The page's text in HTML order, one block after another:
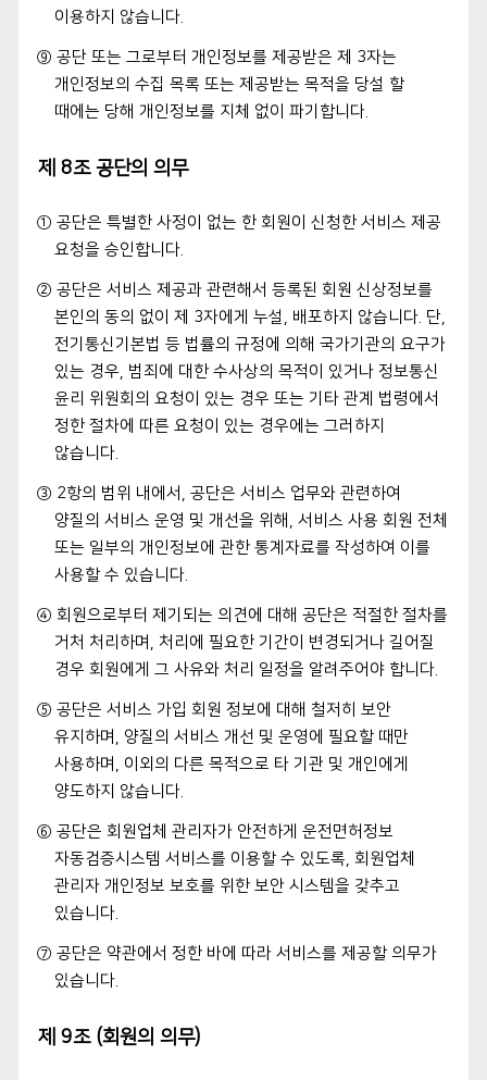
이용하지 않습니다.
⑨ 공단 또는 그로부터 개인정보를 제공받은 제 3자는
개인정보의 수집 목록 또는 제공받는 목적을 당설 할
때에는 당해 개인정보를 지체 없이 파기합니다.
제 8조 공단의 의무
① 공단은 특별한 사정이 없는 한 회원이 신청한 서비스 제공
요청을 승인합니다.
② 공단은 서비스 제공과 관련해서 등록된 회원 신상정보를
본인의 동의 없이 제 3자에게 누설, 배포하지 않습니다. 단,
전기통신기본법 등 법률의 규정에 의해 국가기관의 요구가
있는 경우, 범죄에 대한 수사상의 목적이 있거나 정보통신
윤리 위원회의 요청이 있는 경우 또는 기타 관계 법령에서
정한 절차에 따른 요청이 있는 경우에는 그러하지
않습니다.
③ 2항의 범위 내에서, 공단은 서비스 업무와 관련하여
양질의 서비스 운영 및 개선을 위해, 서비스 사용 회원 전체
또는 일부의 개인정보에 관한 통계자료를 작성하여 이를
사용할 수 있습니다.
④ 회원으로부터 제기되는 의견에 대해 공단은 적절한 절차를
거처 처리하며, 처리에 필요한 기간이 변경되거나 길어질
경우 회원에게 그 사유와 처리 일정을 알려주어야 합니다.
⑤ 공단은 서비스 가입 회원 정보에 대해 철저히 보안
유지하며, 양질의 서비스 개선 및 운영에 필요할 때만
사용하며, 이외의 다른 목적으로 타 기관 및 개인에게
양도하지 않습니다.
⑥ 공단은 회원업체 관리자가 안전하게 운전면허정보
자동검증시스템 서비스를 이용할 수 있도록, 회원업체
관리자 개인정보 보호를 위한 보안 시스템을 갖추고
있습니다.
⑦ 공단은 약관에서 정한 바에 따라 서비스를 제공할 의무가
있습니다.
제 9조 (회원의 의무)